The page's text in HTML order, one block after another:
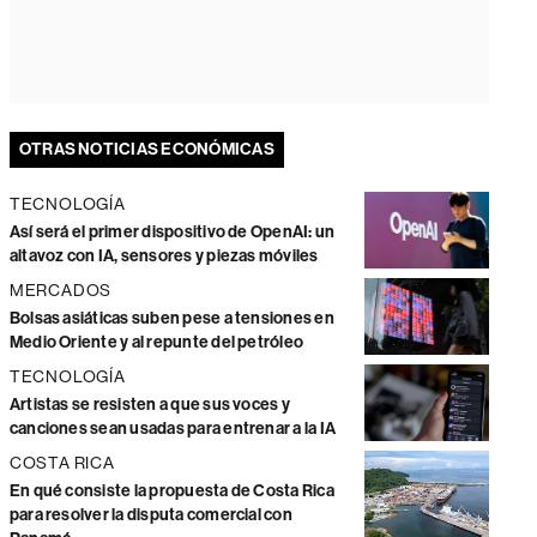
OTRAS NOTICIAS ECONÓMICAS
TECNOLOGÍA
Así será el primer dispositivo de OpenAI: un
altavoz con IA, sensores y piezas móviles
MERCADOS
Bolsas asiáticas suben pese a tensiones en
Medio Oriente y al repunte del petróleo
TECNOLOGÍA
Artistas se resisten a que sus voces y
canciones sean usadas para entrenar a la IA
COSTA RICA
En qué consiste la propuesta de Costa Rica
para resolver la disputa comercial con